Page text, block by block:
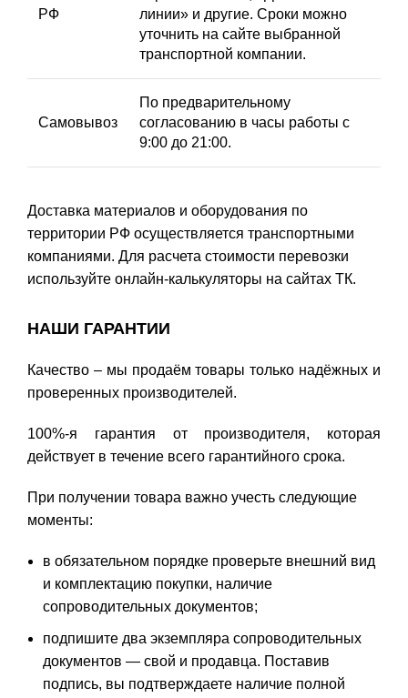
РФ
линии» и другие. Сроки можно
уточнить на сайте выбранной
транспортной компании.
Самовывоз
По предварительному
согласованию в часы работы с
9:00 до 21:00.
Доставка материалов и оборудования по
территории РФ осуществляется транспортными
компаниями. Для расчета стоимости перевозки
используйте онлайн-калькуляторы на сайтах ТК.
НАШИ ГАРАНТИИ
Качество – мы продаём товары только надёжных и
проверенных производителей.
100%-я гарантия от производителя, которая
действует в течение всего гарантийного срока.
При получении товара важно учесть следующие
моменты:
в обязательном порядке проверьте внешний вид
и комплектацию покупки, наличие
сопроводительных документов;
подпишите два экземпляра сопроводительных
документов — свой и продавца. Поставив
подпись, вы подтверждаете наличие полной